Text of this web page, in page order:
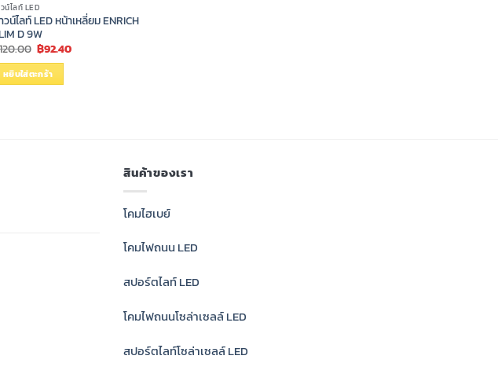
น์ไลท์ LED
วน์ไลท์ LED หน้าเหลี่ยม ENRICH
D 9W
Original
price
was:
฿120.00.
฿92.40Current
price
หยิบใส่ตะกร้า
สินค้าของเรา
โคมไฮเบย์
โคมไฟถนน LED
สปอร์ตไลท์ LED
โคมไฟถนนโซล่าเซลล์ LED
สปอร์ตไลท์โซล่าเซลล์ LED